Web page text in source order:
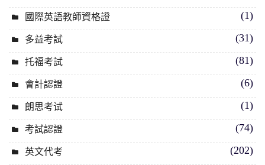
國際英語教師資格證 (1)
多益考試 (31)
托福考試 (81)
會計認證 (6)
朗思考试 (1)
考試認證 (74)
英文代考 (202)